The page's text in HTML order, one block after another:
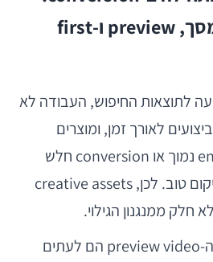
אייקון, צילומי מסך, preview ו-first
לתוצאות החיפוש, העבודה לא
לאורך זמן, ומוצרים
שמייצרים engagement נמוך או conversion חלש
מתקשים לשמור על מיקום טוב. לכן, creative assets
חלק ממנגנון הגילוי.
האייקון, צילומי המסך וה-preview video הם לעתים